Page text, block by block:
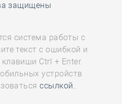
защищены
система работы с
текст с ошибкой и
Ctrl + Enter.
устройств
ссылкой.